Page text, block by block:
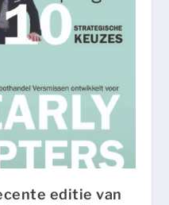
editie van